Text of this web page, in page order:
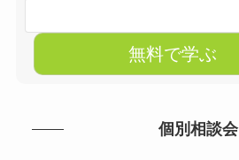
個別相談会